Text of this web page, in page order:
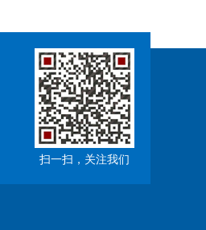
扫一扫，关注我们